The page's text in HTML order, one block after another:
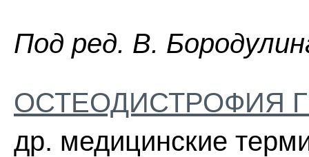
Пoд peд. B.
ОСТЕОДИСТРОФИЯ
др. медицинские